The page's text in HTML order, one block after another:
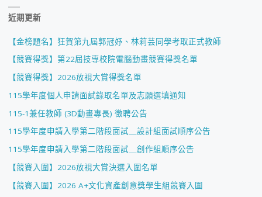
近期更新
【金榜題名】狂賀第九屆郭冠妤、林莉芸同學考取正式教師
【競賽得獎】第22屆技專校院電腦動畫競賽得獎名單
【競賽得獎】2026放視大賞得獎名單
115學年度個人申請面試錄取名單及志願選填通知
115-1兼任教師 (3D動畫專長) 徵聘公告
115學年度申請入學第二階段面試＿設計組面試順序公告
115學年度申請入學第二階段面試＿創作組順序公告
【競賽入圍】2026放視大賞決選入圍名單
【競賽入圍】2026 A+文化資產創意獎學生組競賽入圍